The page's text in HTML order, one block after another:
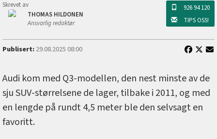
Skrevet av
THOMAS HILDONEN
Ansvarlig redaktør
926 94 120
TIPS OSS!
Publisert:29.08.2025 08:00
Audi kom med Q3-modellen, den nest minste av de
sju SUV-størrelsene de lager, tilbake i 2011, og med
en lengde på rundt 4,5 meter ble den selvsagt en
favoritt.